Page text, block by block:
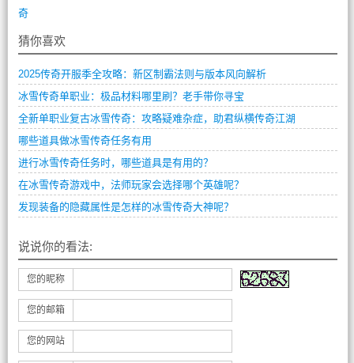
奇
猜你喜欢
2025传奇开服季全攻略：新区制霸法则与版本风向解析
冰雪传奇单职业：极品材料哪里刷？老手带你寻宝
全新单职业复古冰雪传奇：攻略疑难杂症，助君纵横传奇江湖
哪些道具做冰雪传奇任务有用
进行冰雪传奇任务时，哪些道具是有用的？
在冰雪传奇游戏中，法师玩家会选择哪个英雄呢？
发现装备的隐藏属性是怎样的冰雪传奇大神呢？
说说你的看法:
您的昵称
您的邮箱
您的网站